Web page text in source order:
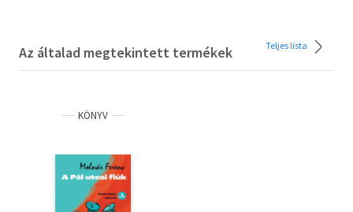
Az általad megtekintett termékek Teljes lista
KÖNYV